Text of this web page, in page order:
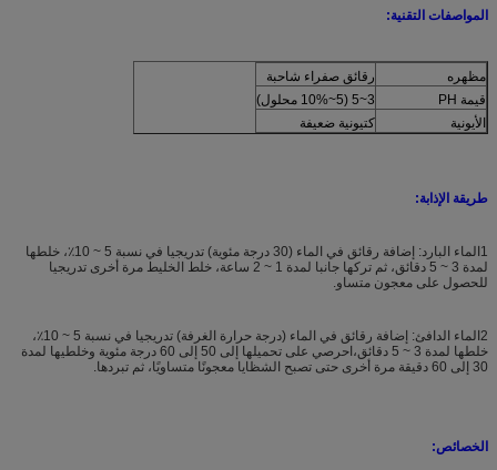
المواصفات التقنية:
مظهره
رقائق صفراء شاحبة
قيمة PH
3~5 (5~10% محلول)
الأيونية
كتيونية ضعيفة
طريقة الإذابة:
1الماء البارد: إضافة رقائق في الماء (30 درجة مئوية) تدريجيا في نسبة 5 ~ 10٪، خلطها
لمدة 3 ~ 5 دقائق، ثم تركها جانبا لمدة 1 ~ 2 ساعة، خلط الخليط مرة أخرى تدريجيا
للحصول على معجون متساو.
2الماء الدافئ: إضافة رقائق في الماء (درجة حرارة الغرفة) تدريجيا في نسبة 5 ~ 10٪،
خلطها لمدة 3 ~ 5 دقائق،احرصي على تحميلها إلى 50 إلى 60 درجة مئوية وخلطيها لمدة
30 إلى 60 دقيقة مرة أخرى حتى تصبح الشظايا معجونًا متساويًا، ثم تبردها.
الخصائص: